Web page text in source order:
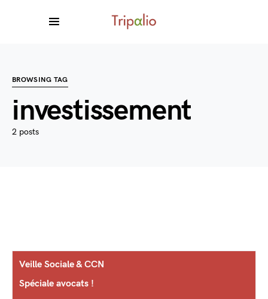
BROWSING TAG
investissement
2 posts
Veille Sociale & CCN
Spéciale avocats !